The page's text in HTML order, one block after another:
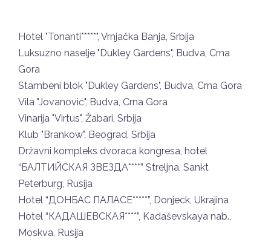
Hotel "Tonanti*****", Vrnjačka Banja, Srbija
Luksuzno naselje "Dukley Gardens", Budva, Crna
Gora
Stambeni blok "Dukley Gardens", Budva, Crna Gora
Vila "Jovanović", Budva, Crna Gora
Vinarija "Virtus", Žabari, Srbija
Klub "Brankow", Beograd, Srbija
Državni kompleks dvoraca kongresa, hotel
“БАЛТИЙСКАЯ ЗВЕЗДА****” Streljna, Sankt
Peterburg, Rusija
Hotel “ДОНБАС ПАЛАСЕ*****”, Donjeck, Ukrajina
Hotel “КАДАШЕВСКАЯ****”, Kadaševskaya nab.,
Moskva, Rusija